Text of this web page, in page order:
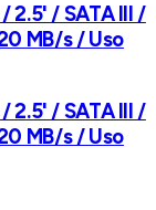
2.5' / SATA III /
MB/s / Uso
2.5' / SATA III /
MB/s / Uso